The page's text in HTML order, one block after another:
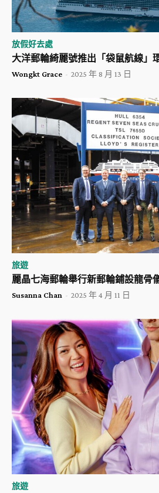
放假好去處
大洋郵輪綺麗號推出「袋鼠航線」
Wongkt Grace - 2025 年 8 月 13 日
旅遊
麗晶七海郵輪舉行新郵輪鋪設龍骨
Susanna Chan - 2025 年 4 月 11 日
旅遊